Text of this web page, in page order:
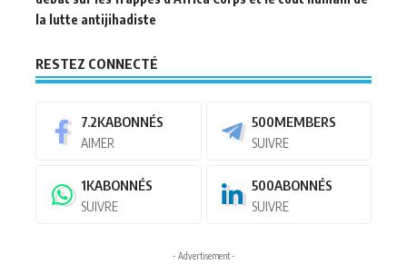
la lutte antijihadiste
RESTEZ CONNECTÉ
7.2KABONNÉS
AIMER
500MEMBERS
SUIVRE
1KABONNÉS
SUIVRE
500ABONNÉS
SUIVRE
- Advertisement -